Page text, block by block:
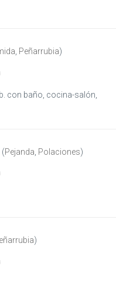
Peñarrubia)
con baño, cocina-salón,
(Pejanda Polaciones)
)